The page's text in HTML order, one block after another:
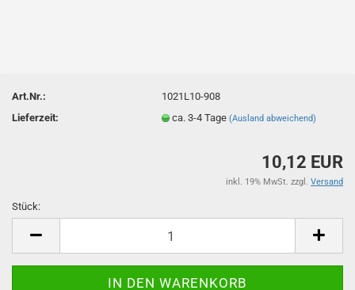
Art.Nr.:
1021L10-908
Lieferzeit:
ca. 3-4 Tage(Ausland abweichend)
10,12 EUR
inkl. 19% MwSt. zzgl. Versand
Stück: